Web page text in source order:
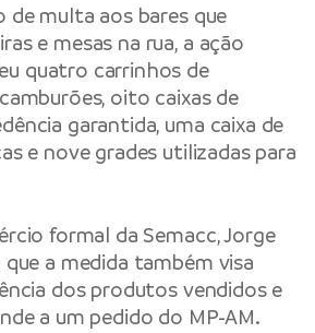
de multa aos bares que
e mesas na rua, a ação
quatro carrinhos de
oito caixas de
garantida, uma caixa de
e nove grades utilizadas para
formal da Semacc, Jorge
a medida também visa
dos produtos vendidos e
a um pedido do MP-AM.